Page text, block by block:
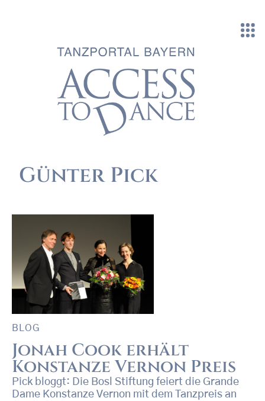
Günter Pick
BLOG
Jonah Cook erhält
Konstanze Vernon Preis
Pick bloggt: Die Bosl Stiftung feiert die Grande
Dame Konstanze Vernon mit dem Tanzpreis an